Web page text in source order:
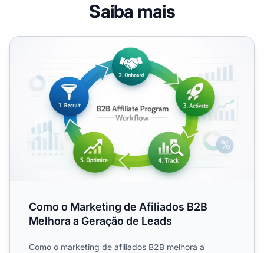
Saiba mais
Como o Marketing de Afiliados B2B Melhora a Geração
Como o Marketing de Afiliados B2B
Melhora a Geração de Leads
Como o marketing de afiliados B2B melhora a